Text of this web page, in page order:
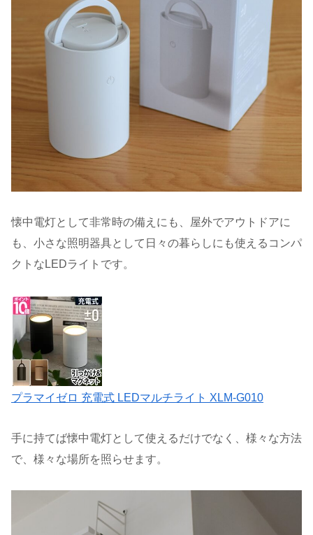
懐中電灯として非常時の備えにも、屋外でアウトドアに
も、小さな照明器具として日々の暮らしにも使えるコンパ
クトなLEDライトです。
プラマイゼロ 充電式 LEDマルチライト XLM-G010
手に持てば懐中電灯として使えるだけでなく、様々な方法
で、様々な場所を照らせます。